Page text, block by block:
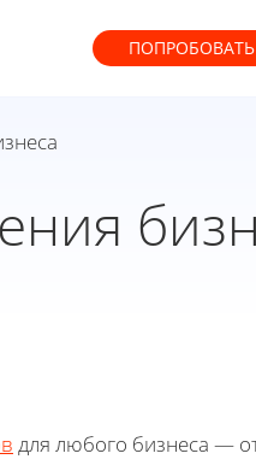
ПОПРОБОВАТЬ
для любого бизнеса —